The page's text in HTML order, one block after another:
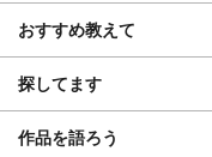
おすすめ教えて
探してます
作品を語ろう